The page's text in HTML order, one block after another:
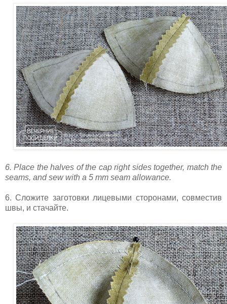
6. Place the halves of the cap right sides together, match the
seams, and sew with a 5 mm seam allowance.
6. Сложите заготовки лицевыми сторонами, совместив
швы, и стачайте.